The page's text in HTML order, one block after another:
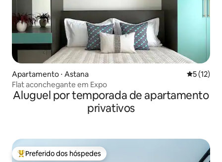
Apartamento ⋅ Astana 5 de uma
5 (12)
Flat aconchegante em Expo
Aluguel por temporada de apartamento
privativos
Entre os melhores preferidos dos hóspedes
Preferido dos hóspedes